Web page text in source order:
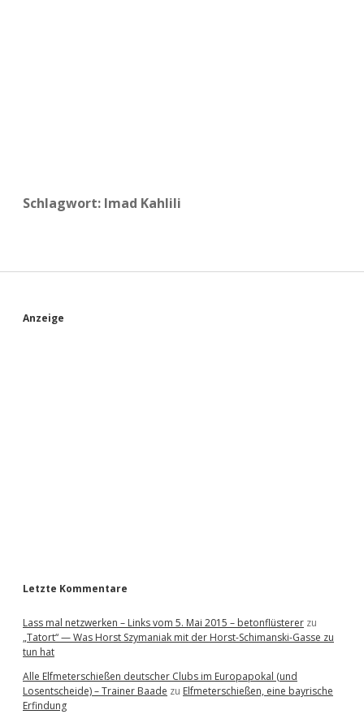
Schlagwort: Imad Kahlili
S
Anzeige
Letzte Kommentare
Lass mal netzwerken – Links vom 5. Mai 2015 – betonflüsterer zu
„Tatort“ — Was Horst Szymaniak mit der Horst-Schimanski-Gasse zu
tun hat
Alle Elfmeterschießen deutscher Clubs im Europapokal (und
Losentscheide) – Trainer Baade zu Elfmeterschießen, eine bayrische
Erfindung